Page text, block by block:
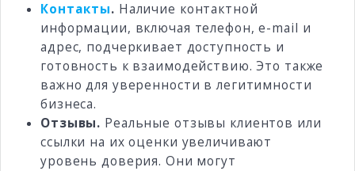
Контакты. Наличие контактной
информации, включая телефон, e-mail и
адрес, подчеркивает доступность и
готовность к взаимодействию. Это также
важно для уверенности в легитимности
бизнеса.
Отзывы. Реальные отзывы клиентов или
ссылки на их оценки увеличивают
уровень доверия. Они могут